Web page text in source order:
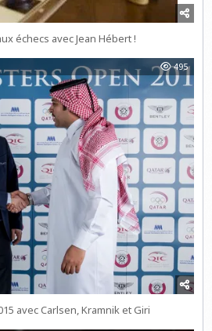
échecs avec Jean Hébert !
495
avec Carlsen, Kramnik et Giri